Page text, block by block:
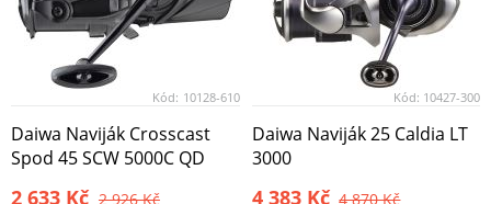
Kód: 10128-610
Daiwa Naviják Crosscast
Spod 45 SCW 5000C QD
2 633 Kč 2 926 Kč
Kód: 10427-300
Daiwa Naviják 25 Caldia LT
3000
4 383 Kč 4 870 Kč